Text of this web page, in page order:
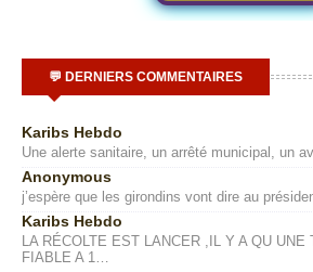
💬 DERNIERS COMMENTAIRES
Karibs Hebdo
Une alerte sanitaire, un arrêté municipal, un
Anonymous
j’espère que les girondins vont dire au
Karibs Hebdo
LA RÉCOLTE EST LANCER ,IL Y A QU
FIABLE A 1…